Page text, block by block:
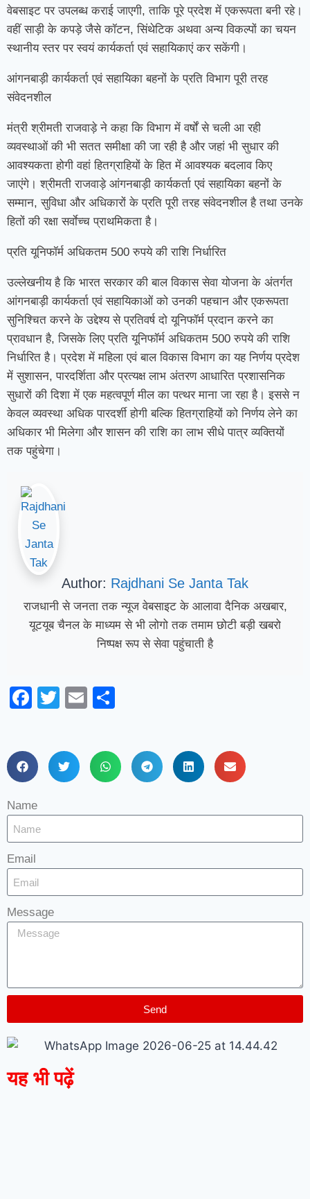
वेबसाइट पर उपलब्ध कराई जाएगी, ताकि पूरे प्रदेश में एकरूपता बनी रहे।
वहीं साड़ी के कपड़े जैसे कॉटन, सिंथेटिक अथवा अन्य विकल्पों का चयन
स्थानीय स्तर पर स्वयं कार्यकर्ता एवं सहायिकाएं कर सकेंगी।
आंगनबाड़ी कार्यकर्ता एवं सहायिका बहनों के प्रति विभाग पूरी तरह
संवेदनशील
मंत्री श्रीमती राजवाड़े ने कहा कि विभाग में वर्षों से चली आ रही
व्यवस्थाओं की भी सतत समीक्षा की जा रही है और जहां भी सुधार की
आवश्यकता होगी वहां हितग्राहियों के हित में आवश्यक बदलाव किए
जाएंगे। श्रीमती राजवाड़े आंगनबाड़ी कार्यकर्ता एवं सहायिका बहनों के
सम्मान, सुविधा और अधिकारों के प्रति पूरी तरह संवेदनशील है तथा उनके
हितों की रक्षा सर्वाेच्च प्राथमिकता है।
प्रति यूनिफॉर्म अधिकतम 500 रुपये की राशि निर्धारित
उल्लेखनीय है कि भारत सरकार की बाल विकास सेवा योजना के अंतर्गत
आंगनबाड़ी कार्यकर्ता एवं सहायिकाओं को उनकी पहचान और एकरूपता
सुनिश्चित करने के उद्देश्य से प्रतिवर्ष दो यूनिफॉर्म प्रदान करने का
प्रावधान है, जिसके लिए प्रति यूनिफॉर्म अधिकतम 500 रुपये की राशि
निर्धारित है। प्रदेश में महिला एवं बाल विकास विभाग का यह निर्णय प्रदेश
में सुशासन, पारदर्शिता और प्रत्यक्ष लाभ अंतरण आधारित प्रशासनिक
सुधारों की दिशा में एक महत्वपूर्ण मील का पत्थर माना जा रहा है। इससे न
केवल व्यवस्था अधिक पारदर्शी होगी बल्कि हितग्राहियों को निर्णय लेने का
अधिकार भी मिलेगा और शासन की राशि का लाभ सीधे पात्र व्यक्तियों
तक पहुंचेगा।
Author: Rajdhani Se Janta Tak
राजधानी से जनता तक न्यूज वेबसाइट के आलावा दैनिक अखबार,
यूटयूब चैनल के माध्यम से भी लोगो तक तमाम छोटी बड़ी खबरो
निष्पक्ष रूप से सेवा पहुंचाती है
Facebook
TwitterEmail
Name
Email
Message
Send
यह भी पढ़ें